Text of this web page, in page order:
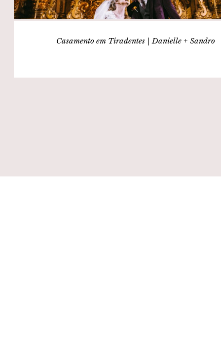
Casamento em Tiradentes | Danielle + Sandro